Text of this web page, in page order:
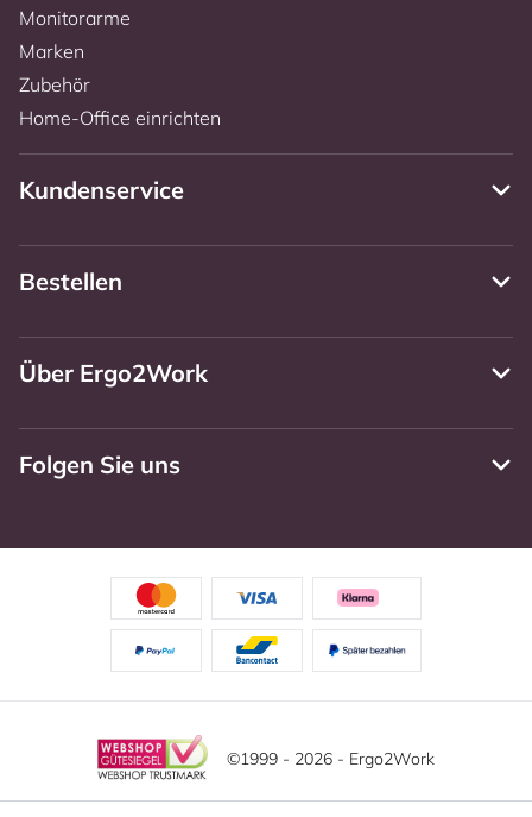
Monitorarme
Marken
Zubehör
Home-Office einrichten
Kundenservice
Bestellen
Über Ergo2Work
Folgen Sie uns
©1999 - 2026 - Ergo2Work